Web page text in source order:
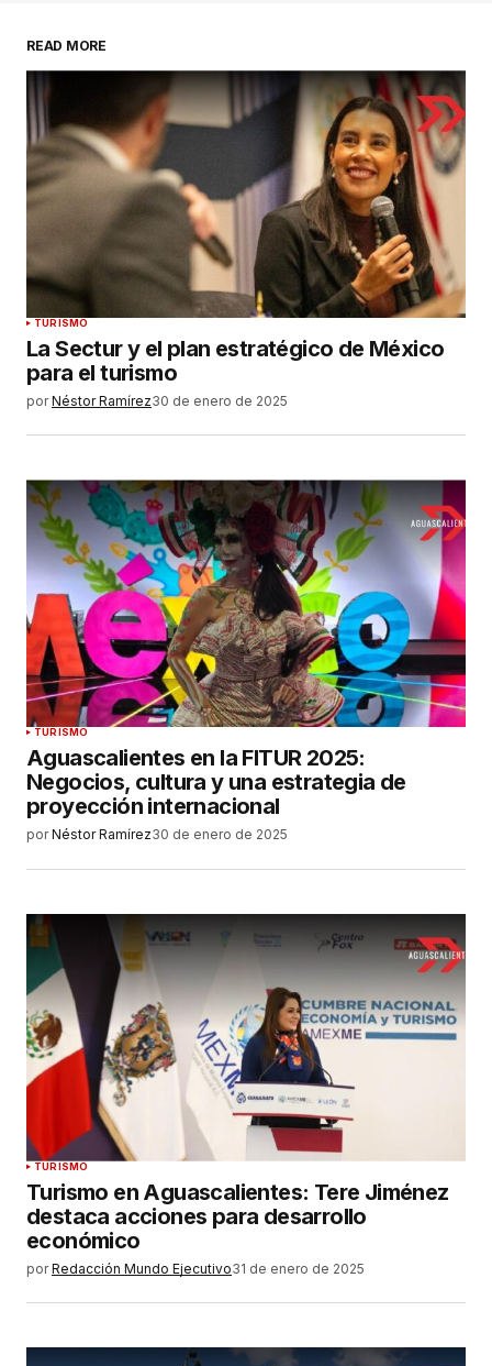
Su nombre
Tu correo electrónico*
Guardar mi nombre, correo electrónico y sitio
web en este navegador para la próxima vez que
haga un comentario.
READ MORE
TURISMO
La Sectur y el plan estratégico de México
para el turismo
por Néstor Ramírez30 de enero de 2025
TURISMO
Aguascalientes en la FITUR 2025:
Negocios, cultura y una estrategia de
proyección internacional
por Néstor Ramírez30 de enero de 2025
TURISMO
Turismo en Aguascalientes: Tere Jiménez
destaca acciones para desarrollo
económico
por Redacción Mundo Ejecutivo31 de enero de 2025